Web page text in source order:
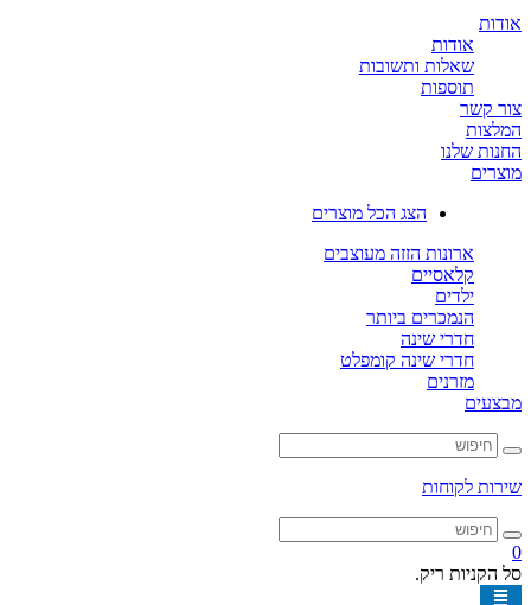
אודות
שאלות ותשובות
תוספות
קשר
שלנו
הצג הכל מוצרים
ארונות הזזה מעוצבים
קלאסיים
הנמכרים ביותר
חדרי שינה
חדרי שינה קומפלט
מזרנים
לקוחות
ריק.